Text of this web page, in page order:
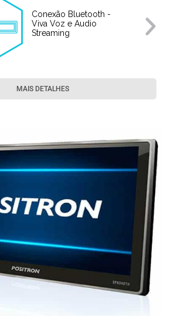
Conexão Bluetooth -
Viva Voz e Audio
Streaming
MAIS DETALHES